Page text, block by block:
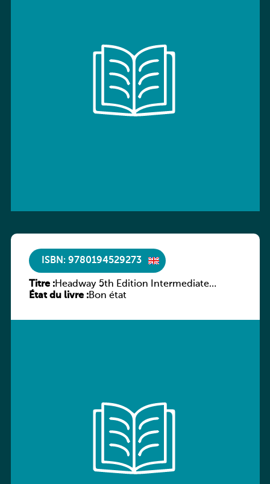
ISBN: 9780194529273
Titre :Headway 5th Edition Intermediate
Culture and Literature Companion
État du livre :Bon état